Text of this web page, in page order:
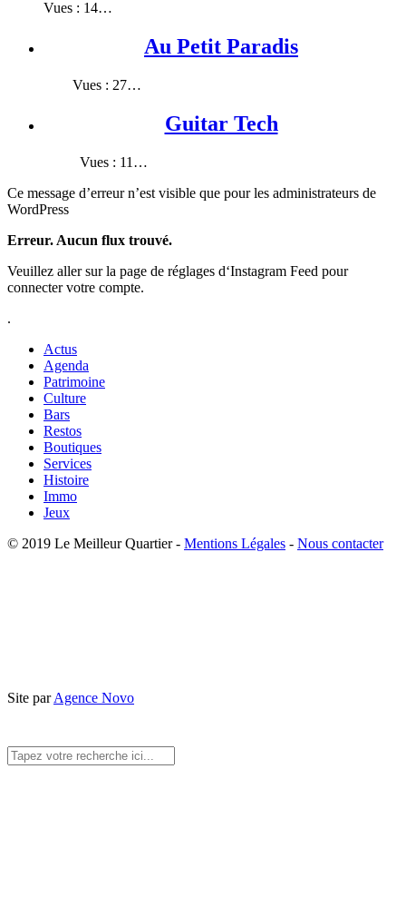
Vues : 14…
Au Petit Paradis
Vues : 27…
Guitar Tech
Vues : 11…
Ce message d’erreur n’est visible que pour les administrateurs de
WordPress
Erreur. Aucun flux trouvé.
Veuillez aller sur la page de réglages d‘Instagram Feed pour
connecter votre compte.
.
Actus
Agenda
Patrimoine
Culture
Bars
Restos
Boutiques
Services
Histoire
Immo
Jeux
© 2019 Le Meilleur Quartier - Mentions Légales - Nous contacter
Site parAgence Novo